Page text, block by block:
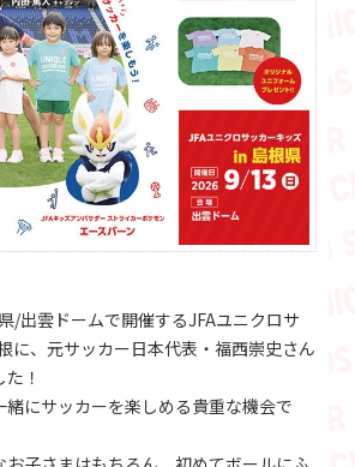
/出雲ドームで開催するJFAユニクロサ
に、元サッカー日本代表・福西崇史さん
！
にサッカーを楽しめる貴重な機会で